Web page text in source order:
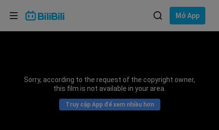
Mở App
Sorry, according to the request of the copyright owner,
this film is not available in your area.
Truy cập App để xem nhiều hơn
Lựa chọn ngôn ngữ
Bahasa Indonesia